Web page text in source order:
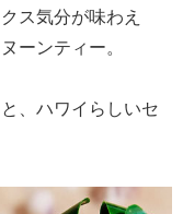
ス気分が味わえ
ーンティー。
、ハワイらしいセ